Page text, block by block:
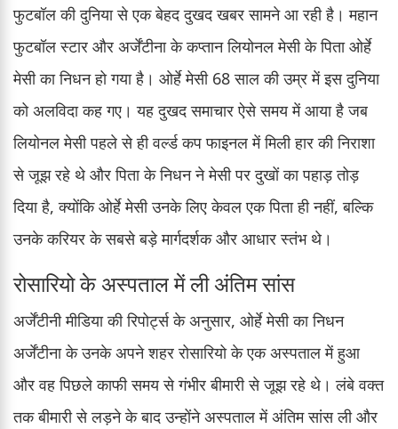
फुटबॉल की दुनिया से एक बेहद दुखद खबर सामने आ रही है। महान
फुटबॉल स्टार और अर्जेंटीना के कप्तान लियोनल मेसी के पिता ओर्हे
मेसी का निधन हो गया है। ओर्हे मेसी 68 साल की उम्र में इस दुनिया
को अलविदा कह गए। यह दुखद समाचार ऐसे समय में आया है जब
लियोनल मेसी पहले से ही वर्ल्ड कप फाइनल में मिली हार की निराशा
से जूझ रहे थे और पिता के निधन ने मेसी पर दुखों का पहाड़ तोड़
दिया है, क्योंकि ओर्हे मेसी उनके लिए केवल एक पिता ही नहीं, बल्कि
उनके करियर के सबसे बड़े मार्गदर्शक और आधार स्तंभ थे।
रोसारियो के अस्पताल में ली अंतिम सांस
अर्जेंटीनी मीडिया की रिपोर्ट्स के अनुसार, ओर्हे मेसी का निधन
अर्जेंटीना के उनके अपने शहर रोसारियो के एक अस्पताल में हुआ
और वह पिछले काफी समय से गंभीर बीमारी से जूझ रहे थे। लंबे वक्त
तक बीमारी से लड़ने के बाद उन्होंने अस्पताल में अंतिम सांस ली और